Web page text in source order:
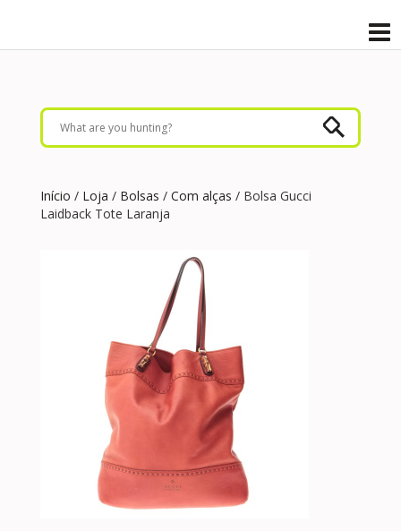
Início / Loja / Bolsas / Com alças / Bolsa Gucci
Laidback Tote Laranja